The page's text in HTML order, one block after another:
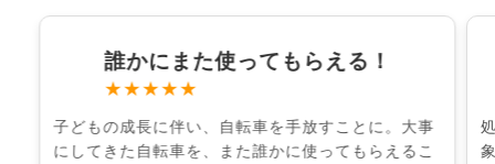
誰かにまた使ってもらえる！
★★★★★
子どもの成長に伴い、自転車を手放すことに。大事
にしてきた自転車を、また誰かに使ってもらえるこ